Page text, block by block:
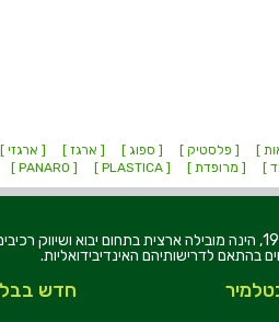
] [ פלסטיק ] [ ספוג ] [ ארגז ] [ ארגזי ]
] [ מרופדת ] [ PLASTICA ]
[ PANARO ]
חברת טלמיר אלקטרוניקה בע"מ, הוקמה בשנת 1979, הינה
בהתאם לדרישותיהם האינדיבידואליות.
חדש